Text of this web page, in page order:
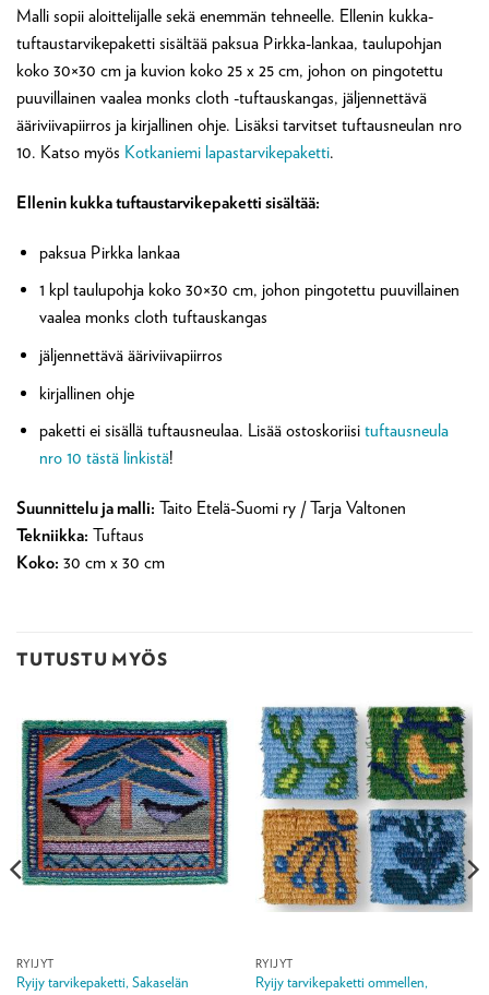
Malli sopii aloittelijalle sekä enemmän tehneelle. Ellenin kukka-
tuftaustarvikepaketti sisältää paksua Pirkka-lankaa, taulupohjan
koko 30×30 cm ja kuvion koko 25 x 25 cm, johon on pingotettu
puuvillainen vaalea monks cloth -tuftauskangas, jäljennettävä
ääriviivapiirros ja kirjallinen ohje. Lisäksi tarvitset tuftausneulan nro
10. Katso myös Kotkaniemi lapastarvikepaketti.
Ellenin kukka tuftaustarvikepaketti sisältää:
paksua Pirkka lankaa
1 kpl taulupohja koko 30×30 cm, johon pingotettu puuvillainen
vaalea monks cloth tuftauskangas
jäljennettävä ääriviivapiirros
kirjallinen ohje
paketti ei sisällä tuftausneulaa. Lisää ostoskoriisi tuftausneula
nro 10 tästä linkistä!
Suunnittelu ja malli: Taito Etelä-Suomi ry / Tarja Valtonen
Tekniikka: Tuftaus
Koko: 30 cm x 30 cm
TUTUSTU MYÖS
RYIJYT
Ryijy tarvikepaketti, Sakaselän
RYIJYT
Ryijy tarvikepaketti ommellen,